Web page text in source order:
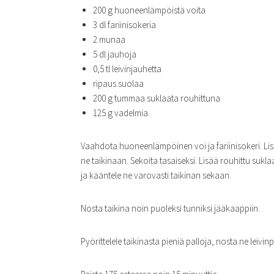
200 g huoneenlämpöistä voita
3 dl fariinisokeria
2 munaa
5 dl jauhoja
0,5 tl leivinjauhetta
ripaus suolaa
200 g tummaa suklaata rouhittuna
125 g vadelmia
Vaahdota huoneenlämpöinen voi ja fariinisokeri.
ne taikinaan. Sekoita tasaiseksi. Lisää rouhittu
ja kääntele ne varovasti taikinan sekaan.
Nosta taikina noin puoleksi tunniksi jääkaappiin.
Pyörittelele taikinasta pieniä palloja, nosta ne